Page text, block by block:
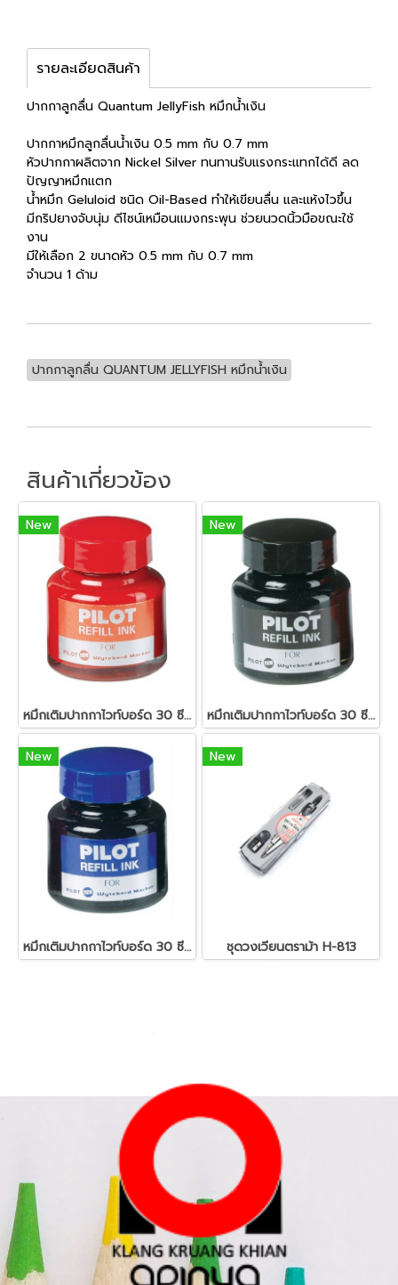
รายละเอียดสินค้า
ปากกาลูกลื่น Quantum JellyFish หมึกน้ำเงิน
ปากกาหมึกลูกลื่นน้ำเงิน 0.5 mm กับ 0.7 mm
หัวปากกาผลิตจาก Nickel Silver ทนทานรับแรงกระแทกได้ดี ลด
ปัญญาหมึกแตก
น้ำหมึก Geluloid ชนิด Oil-Based ทำให้เขียนลื่น และแห้งไวขึ้น
มีกริปยางจับนุ่ม ดีไซน์เหมือนแมงกระพุน ช่วยนวดนิ้วมือขณะใช้
งาน
มีให้เลือก 2 ขนาดหัว 0.5 mm กับ 0.7 mm
จำนวน 1 ด้าม
ปากกาลูกลื่น QUANTUM JELLYFISH หมึกน้ำเงิน
สินค้าเกี่ยวข้อง
New
หมึกเติมปากกาไวท์บอร์ด 30 ซีซี. สีแดง ไพล็อต
New
หมึกเติมปากกาไวท์บอร์ด 30 ซีซี. สีดำ ไพล็อต
New
หมึกเติมปากกาไวท์บอร์ด 30 ซีซี. สีน้ำเงิน ไพล็อต
New
ชุดวงเวียนตราม้า H-813